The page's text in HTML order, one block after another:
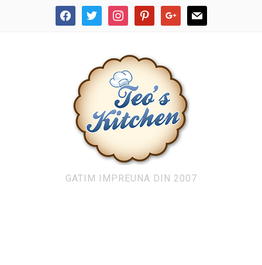
facebooktwitter instagrampinterestgoogle mail
GATIM IMPREUNA DIN 2007